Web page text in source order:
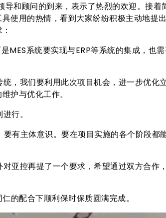
和顾问的到来，表示了热烈的欢迎。接着
使用的热情，看到大家纷纷积极主动地提
MES系统要实现与ERP等系统的集成，也
，我们要利用此次项目机会，进一步优化
护与优化工作。
行。
有主体意识。要在项目实施的各个阶段都
亚控再提了一个要求，希望通过双方合作
的配合下顺利保时保质圆满完成。